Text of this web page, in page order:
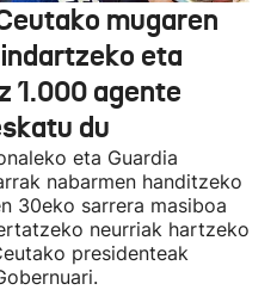
mugaren
eta
1.000 agente
du
eta Guardia
nabarmen handitzeko
30eko sarrera masiboa
neurriak hartzeko
presidenteak